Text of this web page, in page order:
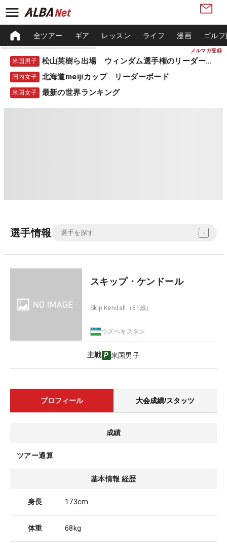
メルマガ登録
全ツアー ギア レッスン ライフ 漫画 ゴル
米国男子 松山英樹ら出場 ウィンダム選手権のリーダーボード
国内女子 北海道meijiカップ リーダーボード
米国女子 最新の世界ランキング
選手情報
スキップ・ケンドール
Skip Kendall （61歳）
ウズベキスタン
主戦 米国男子
プロフィール 大会成績/スタッツ
成績
ツアー通算
基本情報 経歴
身長 173cm
体重 68kg